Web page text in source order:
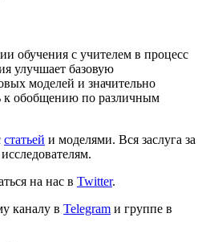
обучения с учителем в процесс
улучшает базовую
моделей и значительно
к обобщению по различным
статьей и моделями. Вся заслуга за
на нас в Twitter.
каналу в Telegram и группе в